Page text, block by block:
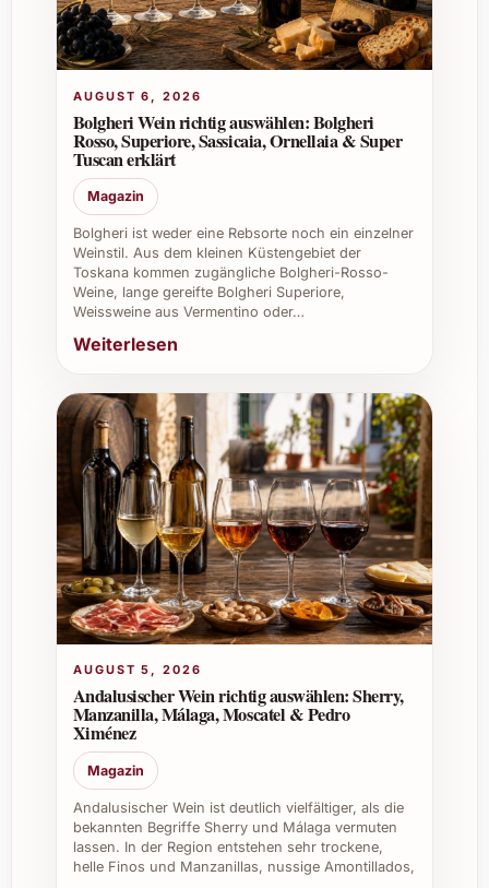
Ist dieser Cava auch für vegane Ernährung
geeignet?
Ja, Torelló produziert diesen Cava ohne
tierische Hilfsmittel, was ihn für Veganer
geeignet macht.
Empfehlungen für private und
geschäftliche Anlässe
Der Torelló Reserva Brut Nature Magnum
2017 ist der ideale Begleiter für diverse
Gelegenheiten:
Private Feste:
Dank seiner eleganten
Frische passt er bestens zu
Geburtstagen, Familienfesten und als
Highlight an Weihnachten oder Silvester.
Sommer- und Gartenpartys:Seine
spritzige und leichte Art macht jede
gesellige Runde unvergesslich.
Gastronomie und Catering:Perfekte
Präsentation in grosser Flasche für
stilvolle Empfänge und Menüs in
Firmenevents:
Geschenk oder Begleitung bei
Feierlichkeiten, die Genuss und Klasse
verbinden.
Weinkeller und Sammler:
Magnumflasche bereichert jede
Sammlung durch ihre Lagerfähigkeit und
exquisite Qualität.
AUGUST 6, 2026
Bolgheri Wein richtig auswählen: Bolgheri
Rosso, Superiore, Sassicaia, Ornellaia & Super
Tuscan erklärt
Magazin
Bolgheri ist weder eine Rebsorte noch ein einzelner
Weinstil. Aus dem kleinen Küstengebiet der
Toskana kommen zugängliche Bolgheri-Rosso-
Weine, lange gereifte Bolgheri Superiore,
Weissweine aus Vermentino oder…
Weiterlesen
AUGUST 5, 2026
Andalusischer Wein richtig auswählen: Sherry,
Manzanilla, Málaga, Moscatel & Pedro
Ximénez
Magazin
Andalusischer Wein ist deutlich vielfältiger, als die
bekannten Begriffe Sherry und Málaga vermuten
lassen. In der Region entstehen sehr trockene,
helle Finos und Manzanillas, nussige Amontillados,